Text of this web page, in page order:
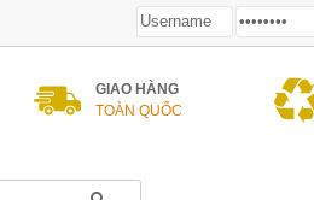
GIAO HÀNG
TOÀN QUỐC